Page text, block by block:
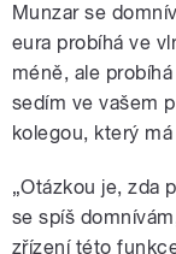
Munzar se
eura probíhá ve
méně, ale
sedím ve vašem
kolegou, který
„Otázkou je, zda
se spíš
zřízení této